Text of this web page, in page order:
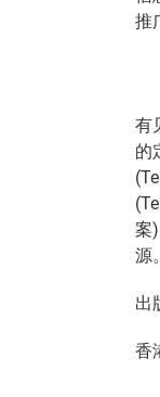
推
有
的
案
源。
出
香